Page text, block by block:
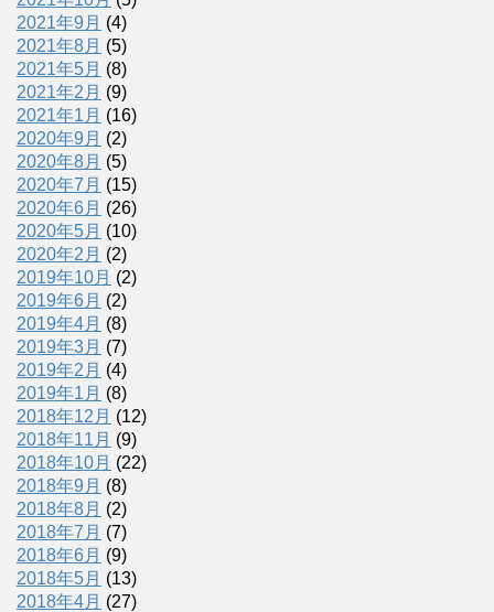
2021年9月 (4)
2021年8月 (5)
2021年5月 (8)
2021年2月 (9)
2021年1月 (16)
2020年9月 (2)
2020年8月 (5)
2020年7月 (15)
2020年6月 (26)
2020年5月 (10)
2020年2月 (2)
2019年10月 (2)
2019年6月 (2)
2019年4月 (8)
2019年3月 (7)
2019年2月 (4)
2019年1月 (8)
2018年12月 (12)
2018年11月 (9)
2018年10月 (22)
2018年9月 (8)
2018年8月 (2)
2018年7月 (7)
2018年6月 (9)
2018年5月 (13)
2018年4月 (27)